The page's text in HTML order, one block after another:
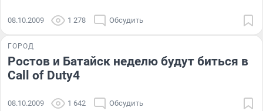
08.10.2009 1 278 Обсудить
ГОРОД
Ростов и Батайск неделю будут биться в
Call of Duty4
08.10.2009 1 642 Обсудить